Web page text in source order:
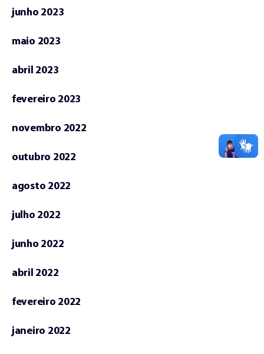
junho 2023
maio 2023
abril 2023
fevereiro 2023
novembro 2022
outubro 2022
agosto 2022
julho 2022
junho 2022
abril 2022
fevereiro 2022
janeiro 2022